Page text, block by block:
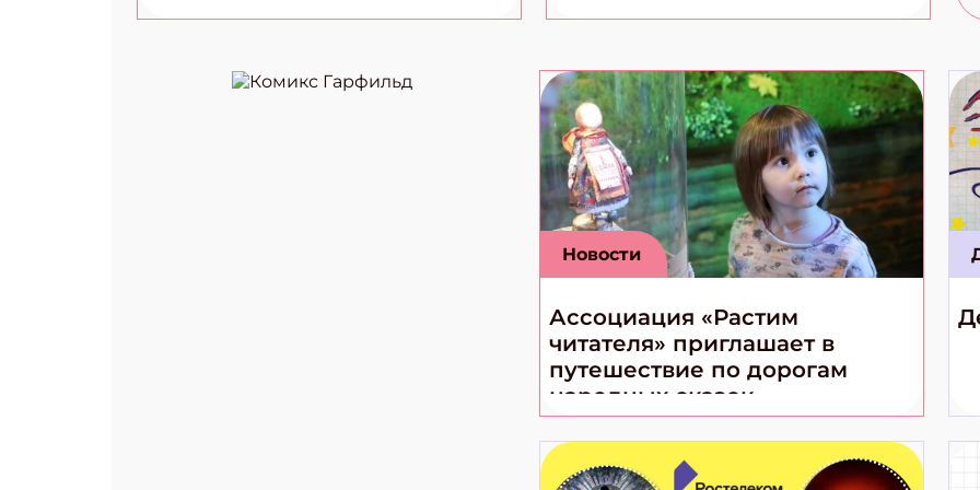
Новости
Ассоциация «Растим
читателя» приглашает в
путешествие по дорогам
народных сказок